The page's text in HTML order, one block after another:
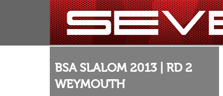
BSA SLALOM 2013 | RD 2
WEYMOUTH